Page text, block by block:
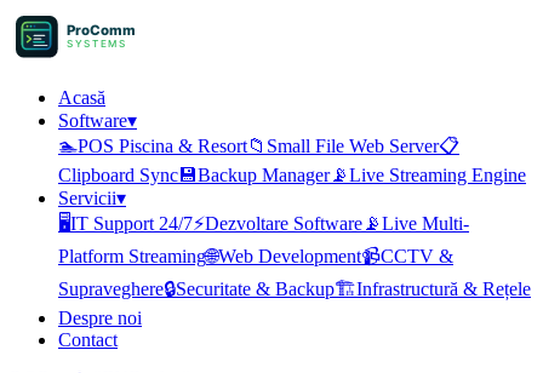
ProComm
SYSTEMS
Acasă
Software▾
🏊POS Piscina & Resort📁 Small File Web Server📋
Clipboard Sync 💾Backup Manager📡Live Streaming Engine
Servicii▾
🖥️IT Support 24/7⚡Dezvoltare Software 📡Live Multi-
Platform Streaming🌐Web Development📹CCTV &
Supraveghere🔒Securitate & Backup🏗️Infrastructură & Rețele
Despre noi
Contact